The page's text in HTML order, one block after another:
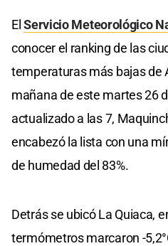
ElServicio Meteorológico
conocer el ranking de las
temperaturas más bajas de
mañana de este martes 26
actualizado a las 7,
encabezó la lista con una
de humedad del 83%.
Detrás se ubicó La Quiaca,
termómetros marcaron -